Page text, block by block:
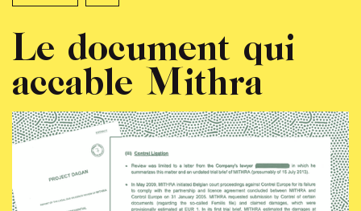
Le document qui
accable Mithra